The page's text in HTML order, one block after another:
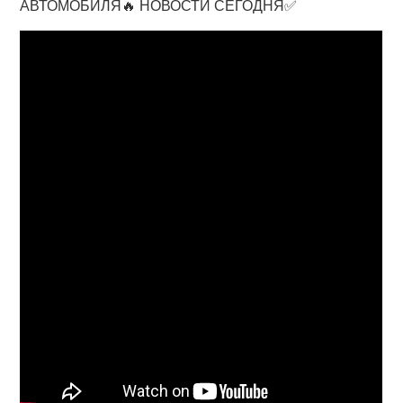
АВТОМОБИЛЯ🔥 НОВОСТИ СЕГОДНЯ✅